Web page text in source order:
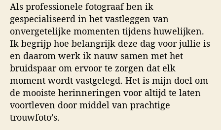
Als professionele fotograaf ben ik
gespecialiseerd in het vastleggen van
onvergetelijke momenten tijdens huwelijken.
Ik begrijp hoe belangrijk deze dag voor jullie is
en daarom werk ik nauw samen met het
bruidspaar om ervoor te zorgen dat elk
moment wordt vastgelegd. Het is mijn doel om
de mooiste herinneringen voor altijd te laten
voortleven door middel van prachtige
trouwfoto’s.